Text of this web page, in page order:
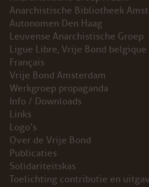
FREE ASSOCIATION
Anarchistische Bibliotheek
Autonomen Den Haag
Leuvense Anarchistische Groep
Ligue Libre, Vrije Bond belgique
Français
Vrije Bond Amsterdam
Werkgroep propaganda
Info / Downloads
Links
Logo’s
Over de Vrije Bond
Publicaties
Solidariteitskas
Toelichting contributie en